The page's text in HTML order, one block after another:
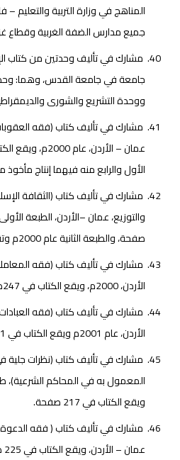
المناهج في وزارة التربية
جميع مدارس الضفة الغربية وقطاع غزة منذ
مشارك في تأليف وحدتين من كتاب
جامعة في جامعة القدس، وهما:
ووحدة التشريع والشورى
مشارك في تأليف كتاب (فقه
الأول والرابع منه فيهما إنتاج
مشارك في تأليف كتاب (الثقافة
صفحة، والطبعة الثانية عام 2000م وتقع في 312 صفحة.
مشارك في تأليف كتاب (فقه
الأردن، 2000م، ويقع الكتاب في 247صفحة.
مشارك في تأليف كتاب (فقه
الأردن، عام 2001م ويقع الكتاب في 261صفحة.
مشارك في تأليف كتاب (نظرات جلية
ويقع الكتاب في 217 صفحة.
مشارك في تأليف كتاب ( فقه
عمان – الأردن، ويقع الكتاب في 225 صفحة.